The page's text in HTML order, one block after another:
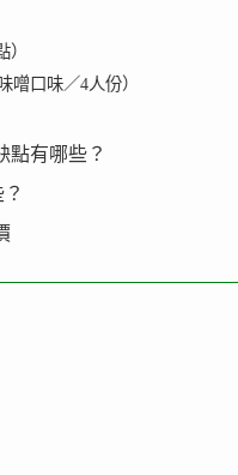
噌口味／4人份）
點有哪些？